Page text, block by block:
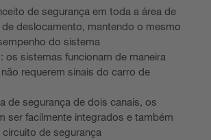
de segurança em toda a área de
deslocamento, mantendo o mesmo
do sistema
os sistemas funcionam de maneira
requerem sinais do carro de
de segurança de dois canais, os
ser facilmente integrados e também
de segurança